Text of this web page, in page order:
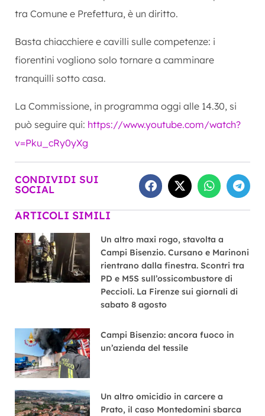
tra Comune e Prefettura, è un diritto.
Basta chiacchiere e cavilli sulle competenze: i
fiorentini vogliono solo tornare a camminare
tranquilli sotto casa.
La Commissione, in programma oggi alle 14.30, si
può seguire qui: https://www.youtube.com/watch?
v=Pku_cRy0yXg
CONDIVIDI SUI
SOCIAL
ARTICOLI SIMILI
Un altro maxi rogo, stavolta a
Campi Bisenzio. Cursano e Marinoni
rientrano dalla finestra. Scontri tra
PD e M5S sull’ossicombustore di
Peccioli. La Firenze sui giornali di
sabato 8 agosto
Campi Bisenzio: ancora fuoco in
un’azienda del tessile
Un altro omicidio in carcere a
Prato, il caso Montedomini sbarca